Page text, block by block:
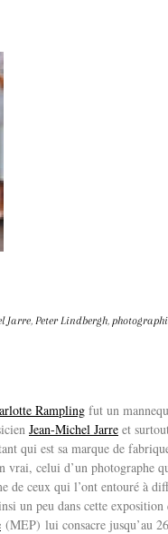
Jarre, Peter Lindbergh,
Rampling fut un
Jean-Michel Jarre et
qui est sa marque de
celui d’un photographe
de ceux qui l’ont entouré à
un peu dans cette exposition
(MEP) lui consacre jusqu’au